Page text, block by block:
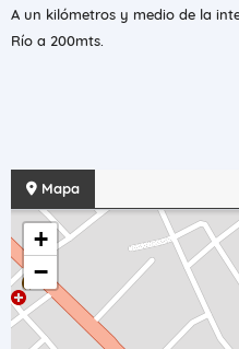
A un kilómetros y medio de la
Río a 200mts.
Mapa
+
−